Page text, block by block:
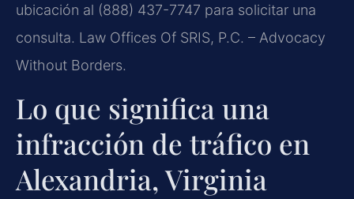
ubicación al (888) 437-7747 para solicitar una
consulta. Law Offices Of SRIS, P.C. – Advocacy
Without Borders.
Lo que significa una
infracción de tráfico en
Alexandria, Virginia